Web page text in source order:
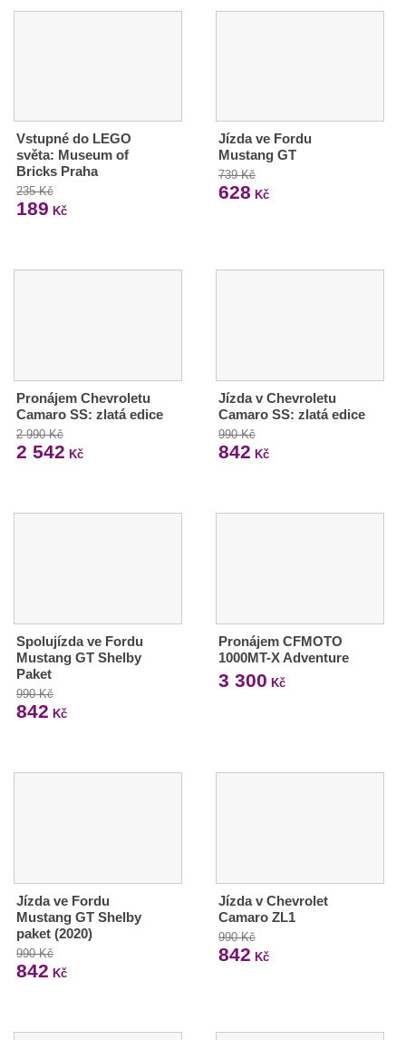
Vstupné do LEGO
světa: Museum of
Bricks Praha
235 Kč
189 Kč
Jízda ve Fordu
Mustang GT
739 Kč
628 Kč
Pronájem Chevroletu
Camaro SS: zlatá edice
2 990 Kč
2 542 Kč
Jízda v Chevroletu
Camaro SS: zlatá edice
990 Kč
842 Kč
Spolujízda ve Fordu
Mustang GT Shelby
Paket
990 Kč
842 Kč
Pronájem CFMOTO
1000MT-X Adventure
3 300 Kč
Jízda ve Fordu
Mustang GT Shelby
paket (2020)
990 Kč
842 Kč
Jízda v Chevrolet
Camaro ZL1
990 Kč
842 Kč